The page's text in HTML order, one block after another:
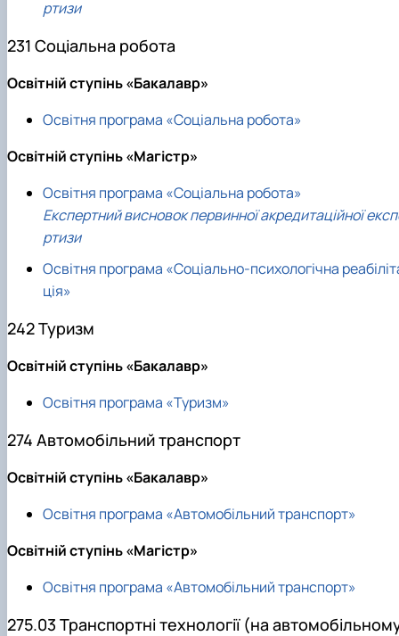
ртизи
231 Соціальна робота
Освітній ступінь «Бакалавр»
Освітня програма «Соціальна робота»
Освітній ступінь «Магістр»
Освітня програма «Соціальна робота»
Експертний висновок первинної акредитаційної
ртизи
Освітня програма «Соціально-психологічна
ція»
242 Туризм
Освітній ступінь «Бакалавр»
Освітня програма «Туризм»
274 Автомобільний транспорт
Освітній ступінь «Бакалавр»
Освітня програма «Автомобільний транспорт»
Освітній ступінь «Магістр»
Освітня програма «Автомобільний транспорт»
275.03 Транспортні технології (на